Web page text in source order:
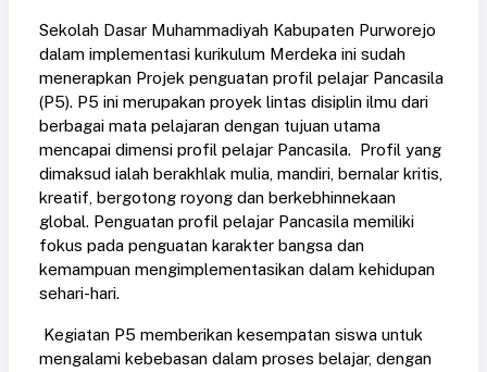
Sekolah Dasar Muhammadiyah Kabupaten Purworejo
dalam implementasi kurikulum Merdeka ini sudah
menerapkan Projek penguatan profil pelajar Pancasila
(P5). P5 ini merupakan proyek lintas disiplin ilmu dari
berbagai mata pelajaran dengan tujuan utama
mencapai dimensi profil pelajar Pancasila. Profil yang
dimaksud ialah berakhlak mulia, mandiri, bernalar kritis,
kreatif, bergotong royong dan berkebhinnekaan
global. Penguatan profil pelajar Pancasila memiliki
fokus pada penguatan karakter bangsa dan
kemampuan mengimplementasikan dalam kehidupan
sehari-hari.
Kegiatan P5 memberikan kesempatan siswa untuk
mengalami kebebasan dalam proses belajar, dengan